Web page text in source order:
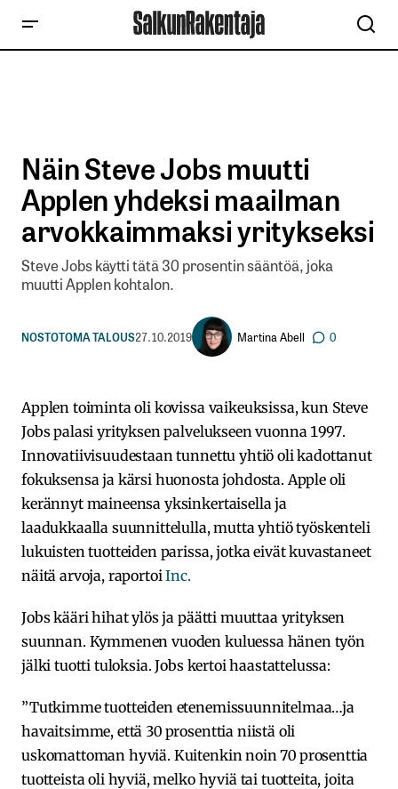
Näin Steve Jobs muutti
Applen yhdeksi maailman
arvokkaimmaksi yritykseksi
Steve Jobs käytti tätä 30 prosentin sääntöä, joka
muutti Applen kohtalon.
NOSTOTOMA TALOUS27.10.2019 Martina Abell 0
Applen toiminta oli kovissa vaikeuksissa, kun Steve
Jobs palasi yrityksen palvelukseen vuonna 1997.
Innovatiivisuudestaan tunnettu yhtiö oli kadottanut
fokuksensa ja kärsi huonosta johdosta. Apple oli
kerännyt maineensa yksinkertaisella ja
laadukkaalla suunnittelulla, mutta yhtiö työskenteli
lukuisten tuotteiden parissa, jotka eivät kuvastaneet
näitä arvoja, raportoiInc.
Jobs kääri hihat ylös ja päätti muuttaa yrityksen
suunnan. Kymmenen vuoden kuluessa hänen työn
jälki tuotti tuloksia. Jobs kertoi haastattelussa:
”Tutkimme tuotteiden etenemissuunnitelmaa…ja
havaitsimme, että 30 prosenttia niistä oli
uskomattoman hyviä. Kuitenkin noin 70 prosenttia
tuotteista oli hyviä, melko hyviä tai tuotteita, joita